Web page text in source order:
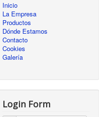
Inicio
La Empresa
Productos
Dónde Estamos
Contacto
Cookies
Galería
Login Form